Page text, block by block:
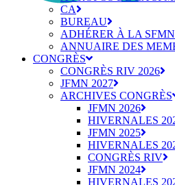
CA
BUREAU
ADHÉRER À LA SFMN
ANNUAIRE DES
CONGRÈS
CONGRÈS RIV 2026
JFMN 2027
ARCHIVES CONGRÈS
JFMN 2026
HIVERNALES
JFMN 2025
HIVERNALES
CONGRÈS RIV
JFMN 2024
HIVERNALES